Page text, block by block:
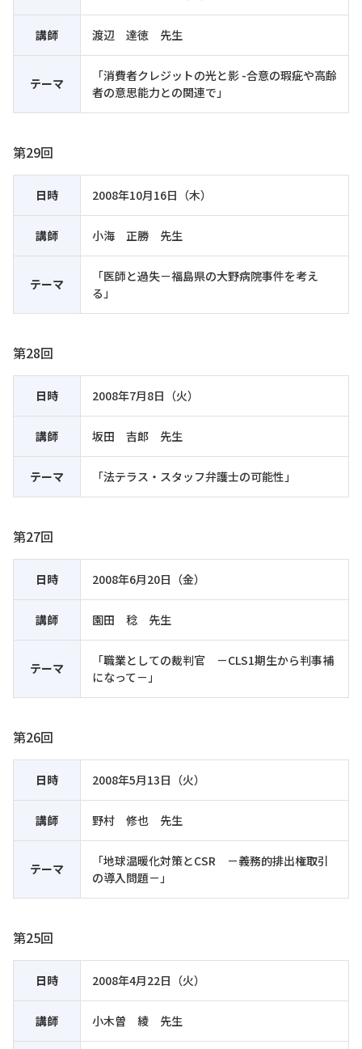
講師 渡辺 達徳 先生
テーマ
「消費者クレジットの光と影 -合意の瑕疵や高齢
者の意思能力との関連で」
第29回
日時 2008年10月16日（木）
講師 小海 正勝 先生
テーマ
「医師と過失－福島県の大野病院事件を考え
る」
第28回
日時 2008年7月8日（火）
講師 坂田 吉郎 先生
テーマ 「法テラス・スタッフ弁護士の可能性」
第27回
日時 2008年6月20日（金）
講師 園田 稔 先生
テーマ
「職業としての裁判官 －CLS1期生から判事補
になって－」
第26回
日時 2008年5月13日（火）
講師 野村 修也 先生
テーマ
「地球温暖化対策とCSR －義務的排出権取引
の導入問題－」
第25回
日時 2008年4月22日（火）
講師 小木曽 綾 先生